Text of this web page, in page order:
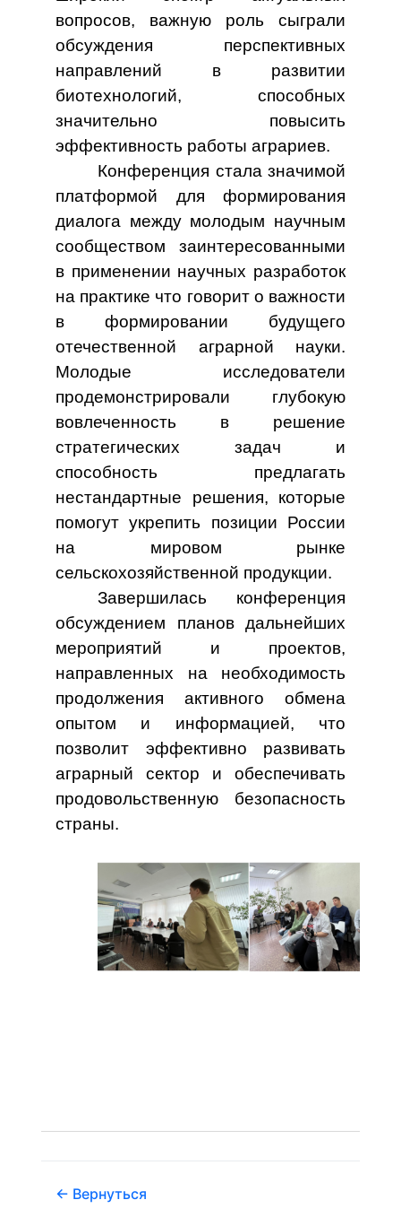
вопросов, важную роль сыграли
обсуждения перспективных
направлений в развитии
биотехнологий, способных
значительно повысить
эффективность работы аграриев.
Конференция стала значимой
платформой для формирования
диалога между молодым научным
сообществом заинтересованными
в применении научных разработок
на практике что говорит о важности
в формировании будущего
отечественной аграрной науки.
Молодые исследователи
продемонстрировали глубокую
вовлеченность в решение
стратегических задач и
способность предлагать
нестандартные решения, которые
помогут укрепить позиции России
на мировом рынке
сельскохозяйственной продукции.
Завершилась конференция
обсуждением планов дальнейших
мероприятий и проектов,
направленных на необходимость
продолжения активного обмена
опытом и информацией, что
позволит эффективно развивать
аграрный сектор и обеспечивать
продовольственную безопасность
страны.
← Вернуться